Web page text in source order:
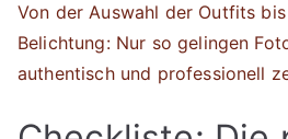
Von der Auswahl der Outfits
Belichtung: Nur so gelingen
authentisch und professionell